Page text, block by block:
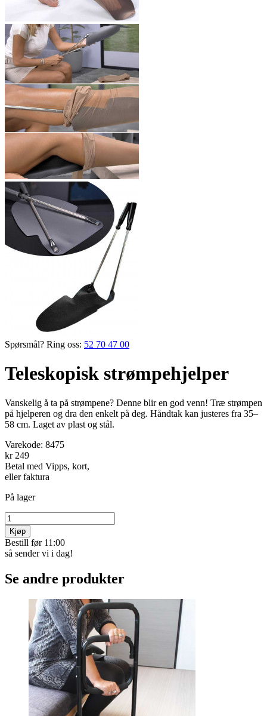
Spørsmål? Ring oss: 52 70 47 00
Teleskopisk strømpehjelper
­Vanskelig å ta på ­strømpene? Denne blir en god venn! Træ strømpen
på hjelperen og dra den enkelt på deg. Håndtak kan justeres fra 35–
58 cm. Laget av plast og stål.
Varekode: 8475
kr 249
Betal med Vipps, kort,
eller faktura
På lager
Kjøp
Bestill før 11:00
så sender vi i dag!
Se andre produkter